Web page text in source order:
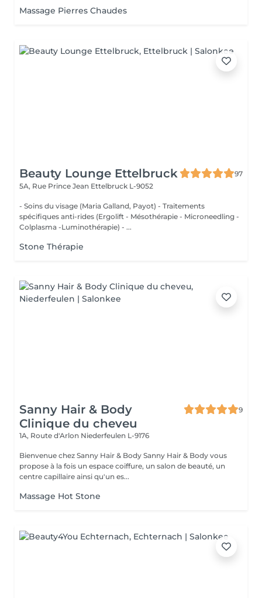
Massage Pierres Chaudes
Beauty Lounge Ettelbruck
97
5A, Rue Prince Jean Ettelbruck L-9052
- Soins du visage (Maria Galland, Payot) - Traitements
spécifiques anti-rides (Ergolift - Mésothérapie - Microneedling -
Colplasma -Luminothérapie) - ...
Stone Thérapie
Sanny Hair & Body
Clinique du cheveu
9
1A, Route d'Arlon Niederfeulen L-9176
Bienvenue chez Sanny Hair & Body Sanny Hair & Body vous
propose à la fois un espace coiffure, un salon de beauté, un
centre capillaire ainsi qu'un es...
Massage Hot Stone